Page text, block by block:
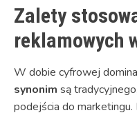
Zalety
reklamowych
W dobie cyfrowej
synonim są
podejścia do